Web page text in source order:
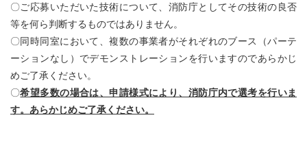
〇ご応募いただいた技術について、消防庁としてその技術の良否
等を何ら判断するものではありません。
〇同時同室において、複数の事業者がそれぞれのブース（パーテ
ーションなし）でデモンストレーションを行いますのであらかじ
めご了承ください。
〇希望多数の場合は、申請様式により、消防庁内で選考を行いま
す。あらかじめご了承ください。